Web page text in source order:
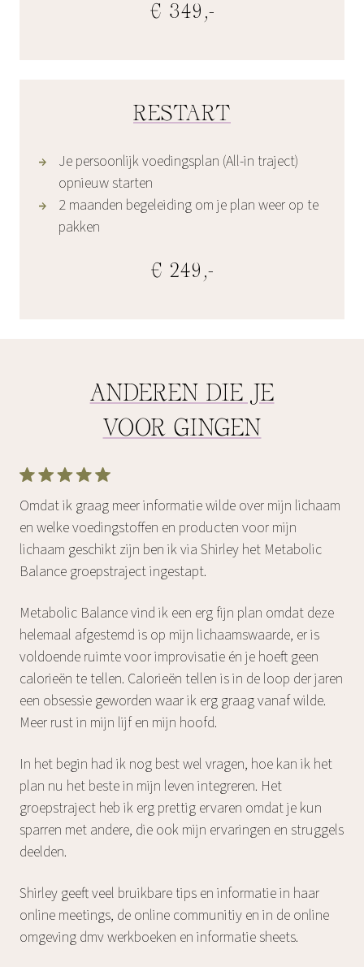
€ 349,-
RESTART
Je persoonlijk voedingsplan (All-in traject)
opnieuw starten
2 maanden begeleiding om je plan weer op te
pakken
€ 249,-
ANDEREN DIE JE
VOOR GINGEN
Omdat ik graag meer informatie wilde over mijn lichaam
en welke voedingstoffen en producten voor mijn
lichaam geschikt zijn ben ik via Shirley het Metabolic
Balance groepstraject ingestapt.
Metabolic Balance vind ik een erg fijn plan omdat deze
helemaal afgestemd is op mijn lichaamswaarde, er is
voldoende ruimte voor improvisatie én je hoeft geen
calorieën te tellen. Calorieën tellen is in de loop der jaren
een obsessie geworden waar ik erg graag vanaf wilde.
Meer rust in mijn lijf en mijn hoofd.
In het begin had ik nog best wel vragen, hoe kan ik het
plan nu het beste in mijn leven integreren. Het
groepstraject heb ik erg prettig ervaren omdat je kun
sparren met andere, die ook mijn ervaringen en struggels
deelden.
Shirley geeft veel bruikbare tips en informatie in haar
online meetings, de online communitiy en in de online
omgeving dmv werkboeken en informatie sheets.